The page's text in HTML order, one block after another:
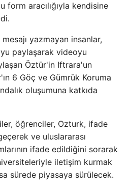
form aracılığıyla kendisine
yazmayan insanlar,
paylaşarak videoyu
Öztür'in Iftrara'un
6 Göç ve Gümrük Koruma
oluşumuna katkıda
öğrenciler, Ozturk, ifade
ve uluslararası
ifade edildiğini sorarak
iletişim kurmak
sürede piyasaya sürülecek.